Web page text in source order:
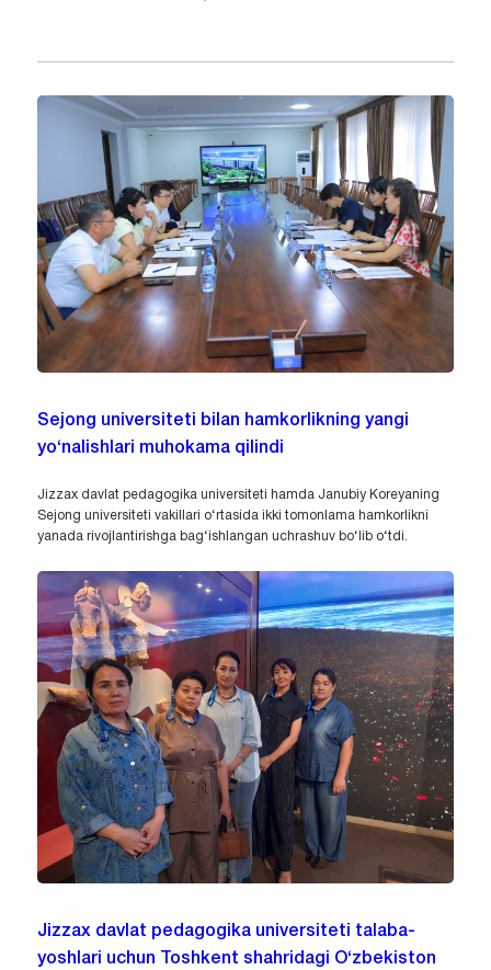
Sejong universiteti bilan hamkorlikning yangi
yo‘nalishlari muhokama qilindi
Jizzax davlat pedagogika universiteti hamda Janubiy Koreyaning
Sejong universiteti vakillari o‘rtasida ikki tomonlama hamkorlikni
yanada rivojlantirishga bag‘ishlangan uchrashuv bo‘lib o‘tdi.
Jizzax davlat pedagogika universiteti talaba-
yoshlari uchun Toshkent shahridagi O‘zbekiston